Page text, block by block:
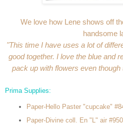
We love how Lene shows off
handsome
"This time I have uses a lot of
good together. I love the blue and
pack up with flowers even
Prima Supplies:
Paper-Hello Paster "cupcake"
Paper-Divine coll. En "L" air